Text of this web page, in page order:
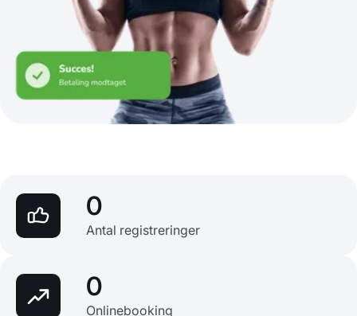
0
Antal registreringer
0
Onlinebooking